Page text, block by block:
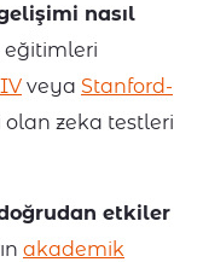
nasıl
eğitimleri
veya Stanford-
zeka testleri
doğrudan etkiler
akademik